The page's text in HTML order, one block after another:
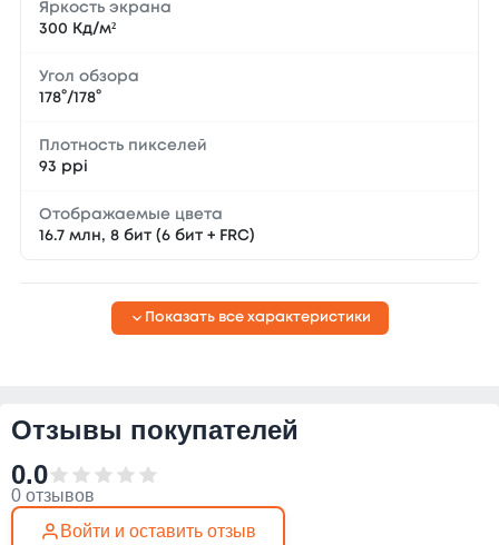
Яркость экрана
300 Кд/м²
Угол обзора
178°/178°
Плотность пикселей
93 ppi
Отображаемые цвета
16.7 млн, 8 бит (6 бит + FRC)
Показать все характеристики
Отзывы покупателей
0.0
0 отзывов
Войти и оставить отзыв